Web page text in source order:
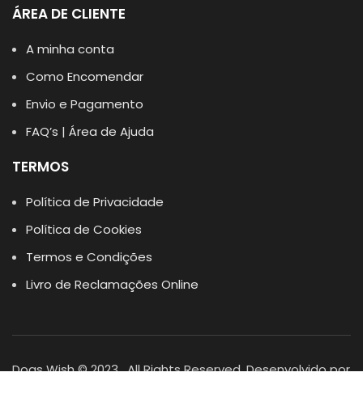
ÁREA DE CLIENTE
A minha conta
Como Encomendar
Envio e Pagamento
FAQ’s | Área de Ajuda
TERMOS
Política de Privacidade
Política de Cookies
Termos e Condições
Livro de Reclamações Online
Dogs Wish © 2023 . All Rights Reserved. Desenvolvido por